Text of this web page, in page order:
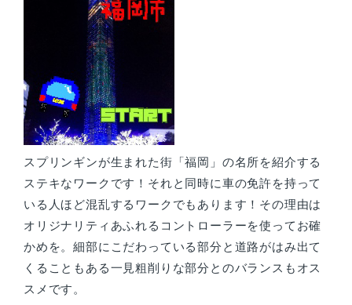
スプリンギンが生まれた街「福岡」の名所を紹介する
ステキなワークです！それと同時に車の免許を持って
いる人ほど混乱するワークでもあります！その理由は
オリジナリティあふれるコントローラーを使ってお確
かめを。細部にこだわっている部分と道路がはみ出て
くることもある一見粗削りな部分とのバランスもオス
スメです。